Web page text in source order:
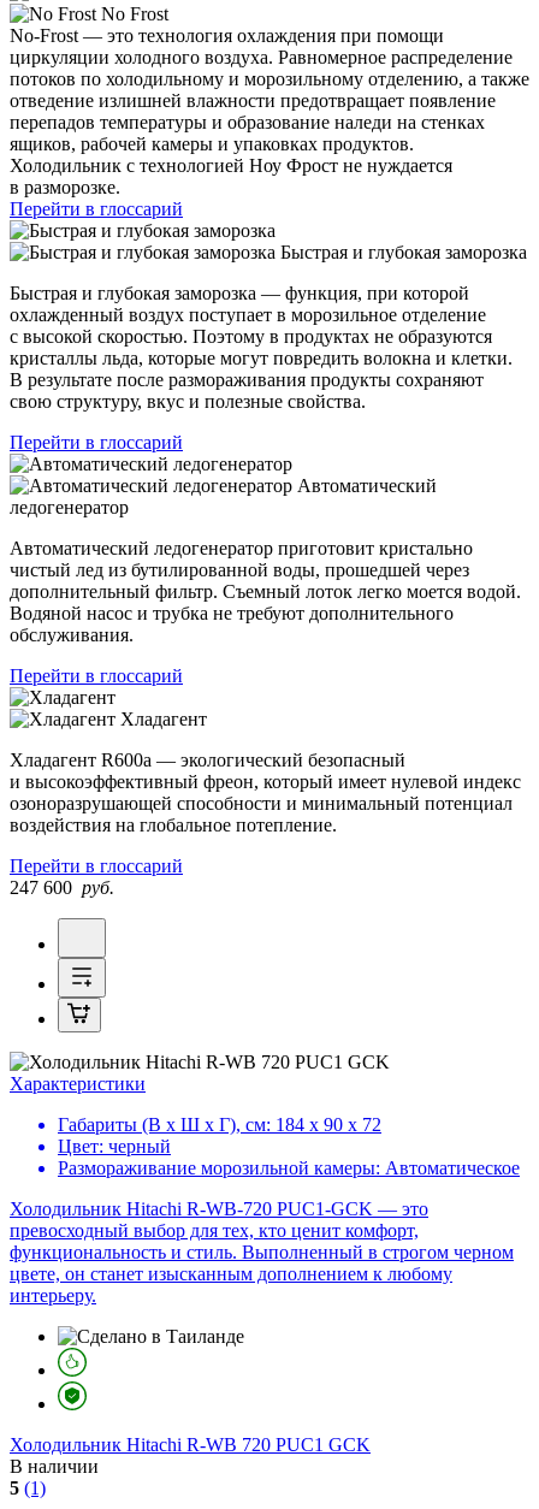
No Frost
No-Frost — это технология охлаждения при помощи
циркуляции холодного воздуха. Равномерное распределение
потоков по холодильному и морозильному отделению, а также
отведение излишней влажности предотвращает появление
перепадов температуры и образование наледи на стенках
ящиков, рабочей камеры и упаковках продуктов.
Холодильник с технологией Ноу Фрост не нуждается
в разморозке.
Перейти в глоссарий
Быстрая и глубокая заморозка
Быстрая и глубокая заморозка — функция, при которой
охлажденный воздух поступает в морозильное отделение
с высокой скоростью. Поэтому в продуктах не образуются
кристаллы льда, которые могут повредить волокна и клетки.
В результате после размораживания продукты сохраняют
свою структуру, вкус и полезные свойства.
Перейти в глоссарий
Автоматический
ледогенератор
Автоматический ледогенератор приготовит кристально
чистый лед из бутилированной воды, прошедшей через
дополнительный фильтр. Съемный лоток легко моется водой.
Водяной насос и трубка не требуют дополнительного
обслуживания.
Перейти в глоссарий
Хладагент
Хладагент R600a — экологический безопасный
и высокоэффективный фреон, который имеет нулевой индекс
озоноразрушающей способности и минимальный потенциал
воздействия на глобальное потепление.
Перейти в глоссарий
247 600 руб.
Характеристики
Габариты (В х Ш х Г), см: 184 х 90 х 72
Цвет: черный
Размораживание морозильной камеры: Автоматическое
Холодильник Hitachi R-WB-720 PUC1-GCK — это
превосходный выбор для тех, кто ценит комфорт,
функциональность и стиль. Выполненный в строгом черном
цвете, он станет изысканным дополнением к любому
интерьеру.
Холодильник Hitachi R-WB 720 PUC1 GCK
В наличии
5 (1)